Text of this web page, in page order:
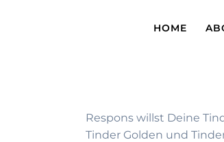
HOME
Respons willst Deine
Tinder Golden und